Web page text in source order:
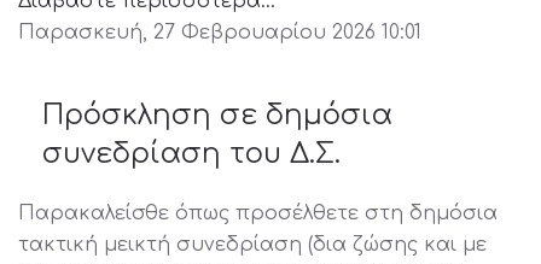
Παρασκευή, 27 Φεβρουαρίου 2026 10:01
Πρόσκληση σε δημόσια
συνεδρίαση του Δ.Σ.
Παρακαλείσθε όπως προσέλθετε στη δημόσια
τακτική μεικτή συνεδρίαση (δια ζώσης και με